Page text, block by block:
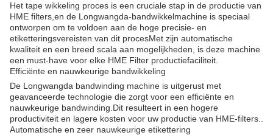
Het tape wikkeling proces is een cruciale stap in de productie van
HME filters,en de Longwangda-bandwikkelmachine is speciaal
ontworpen om te voldoen aan de hoge precisie- en
etiketteringsvereisten van dit procesMet zijn automatische
kwaliteit en een breed scala aan mogelijkheden, is deze machine
een must-have voor elke HME Filter productiefaciliteit.
Efficiënte en nauwkeurige bandwikkeling
De Longwangda bandwinding machine is uitgerust met
geavanceerde technologie die zorgt voor een efficiënte en
nauwkeurige bandwinding.Dit resulteert in een hogere
productiviteit en lagere kosten voor uw productie van HME-filters..
Automatische en zeer nauwkeurige etikettering